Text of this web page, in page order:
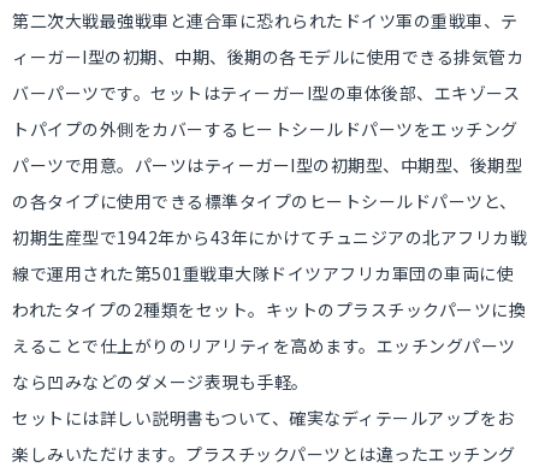
第二次大戦最強戦車と連合軍に恐れられたドイツ軍の重戦車、テ
ィーガーI型の初期、中期、後期の各モデルに使用できる排気管カ
バーパーツです。セットはティーガーI型の車体後部、エキゾース
トパイプの外側をカバーするヒートシールドパーツをエッチング
パーツで用意。パーツはティーガーI型の初期型、中期型、後期型
の各タイプに使用できる標準タイプのヒートシールドパーツと、
初期生産型で1942年から43年にかけてチュニジアの北アフリカ戦
線で運用された第501重戦車大隊ドイツアフリカ軍団の車両に使
われたタイプの2種類をセット。キットのプラスチックパーツに換
えることで仕上がりのリアリティを高めます。エッチングパーツ
なら凹みなどのダメージ表現も手軽。
セットには詳しい説明書もついて、確実なディテールアップをお
楽しみいただけます。プラスチックパーツとは違ったエッチング